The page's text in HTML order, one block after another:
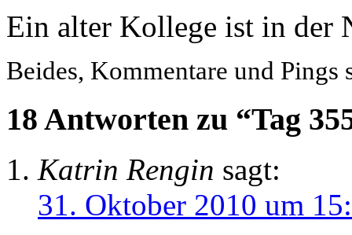
Ein alter Kollege ist in der
Beides, Kommentare und Pings
18 Antworten zu “Tag
Katrin Rengin sagt:
31. Oktober 2010 um